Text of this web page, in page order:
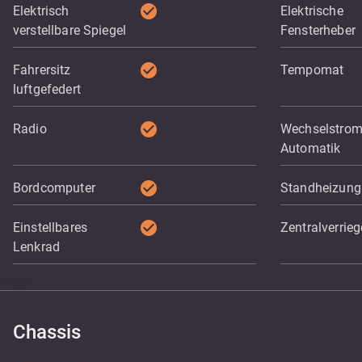
Elektrisch
verstellbare Spiegel
check_circle
Elektrische
Fensterheber
Fahrersitz
luftgefedert
check_circle Tempomat
Radio check_circle
Wechselstrom
Automatik
Bordcomputer check_circle Standheizung
Einstellbares
Lenkrad
check_circle
Chassis